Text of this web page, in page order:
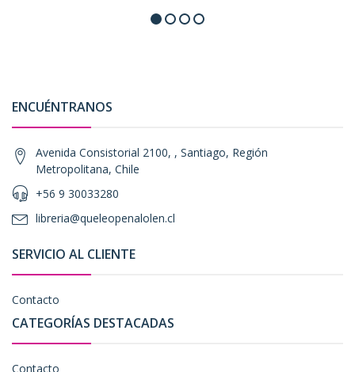
ENCUÉNTRANOS
Avenida Consistorial 2100, , Santiago, Región
Metropolitana, Chile
+56 9 30033280
libreria@queleopenalolen.cl
SERVICIO AL CLIENTE
Contacto
CATEGORÍAS DESTACADAS
Contacto